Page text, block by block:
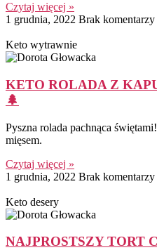
Czytaj więcej »
1 grudnia, 2022 Brak komentarzy
Keto wytrawnie
KETO ROLADA Z
🌲
Pyszna rolada pachnąca
mięsem.
Czytaj więcej »
1 grudnia, 2022 Brak komentarzy
Keto desery
NAJPROSTSZY TORT